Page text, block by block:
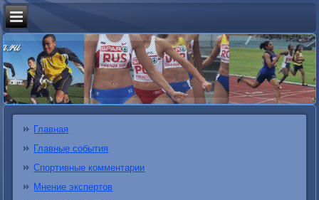
Главная
Главные события
Спортивные комментарии
Мнение экспертов